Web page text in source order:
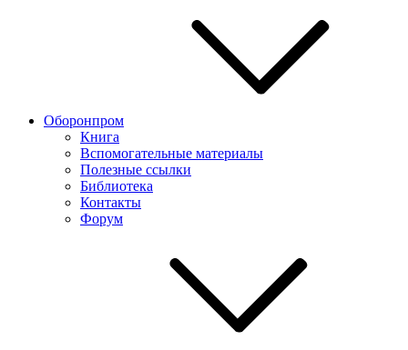
Оборонпром
Книга
Вспомогательные материалы
Полезные ссылки
Библиотека
Контакты
Форум